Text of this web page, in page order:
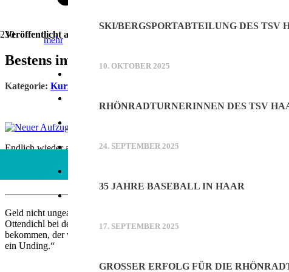
mehr
Kontakt
Werbung
SKI/BERGSPORTABTEILUNG DES
10. OKTOBER 2025
RHÖNRADTURNERINNEN DES TSV
24. SEPTEMBER 2025
35 JAHRE BASEBALL IN HAAR
17. SEPTEMBER 2025
GROSSER ERFOLG FÜR DIE
Veröffentlicht am
Bestens investiert: neuer Aufzug lässt
Kategorie: Kurzmeldung
Endlich wieder alle an einem Tisch. Bürgermeister Andreas Bukowski
Hurra: Es geht wieder aufwärts!
Geld nicht ungeachtet aus dem Fenster zu werfen und hier und dort den
Ottendichl bei der Bürgereinigung (BVO) und D´ Ammertaler. „Der alte
bekommen, der war aber ständig kaputt und das ist in den letzten
ein Unding.“